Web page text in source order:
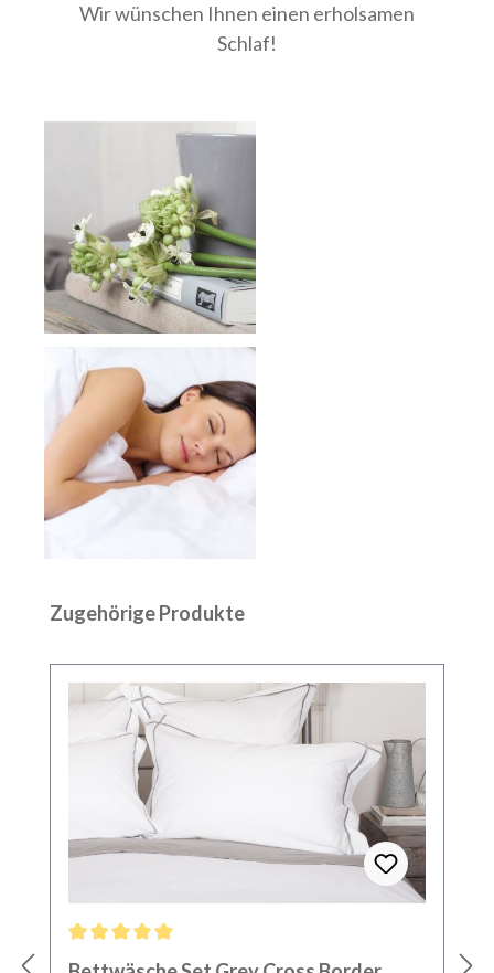
Wir wünschen Ihnen einen erholsamen
Schlaf!
Produktgalerie überspringen
Zugehörige Produkte
Durchschnittliche Bewertung von 5 von 5 Sternen